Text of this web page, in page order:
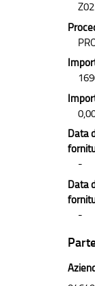
Data
-
Data
-